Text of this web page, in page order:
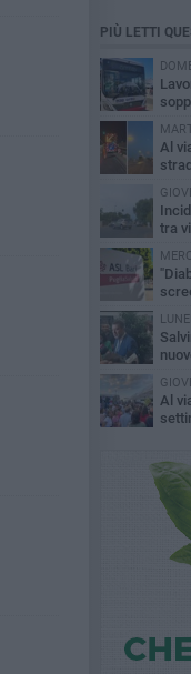
PIÙ LETTI
cimitero di
A​l
tra
retinopatia
Al